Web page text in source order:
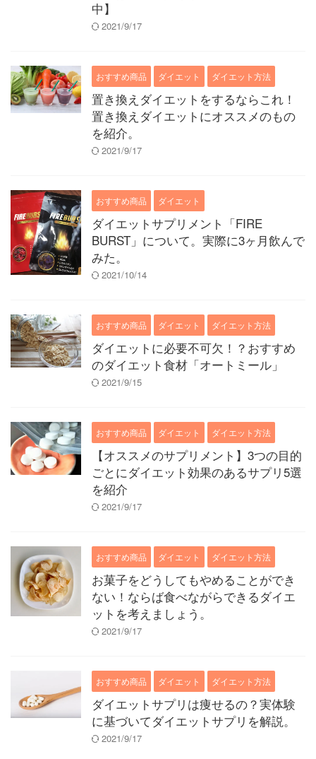
中】
2021/9/17
おすすめ商品 ダイエット ダイエット方法
置き換えダイエットをするならこれ！
置き換えダイエットにオススメのもの
を紹介。
2021/9/17
おすすめ商品 ダイエット
ダイエットサプリメント「FIRE
BURST」について。実際に3ヶ月飲んで
みた。
2021/10/14
おすすめ商品 ダイエット ダイエット方法
ダイエットに必要不可欠！？おすすめ
のダイエット食材「オートミール」
2021/9/15
おすすめ商品 ダイエット ダイエット方法
【オススメのサプリメント】3つの目的
ごとにダイエット効果のあるサプリ5選
を紹介
2021/9/17
おすすめ商品 ダイエット ダイエット方法
お菓子をどうしてもやめることができ
ない！ならば食べながらできるダイエ
ットを考えましょう。
2021/9/17
おすすめ商品 ダイエット ダイエット方法
ダイエットサプリは痩せるの？実体験
に基づいてダイエットサプリを解説。
2021/9/17